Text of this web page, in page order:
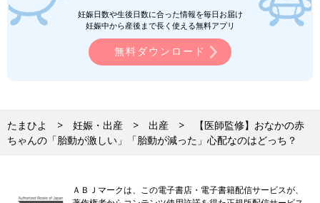
妊娠日数や生後日数に合った情報を毎日お届け
妊娠中から産後まで長く使える無料アプリ
無料ダウンロード
たまひよ 妊娠・出産 出産
【医師監修】おなかの赤
ちゃんの「胎動が激しい」「胎動が減った」心配なのはどっち？
ＡＢＪマークは、この電子書店・電子書籍配信サービスが、